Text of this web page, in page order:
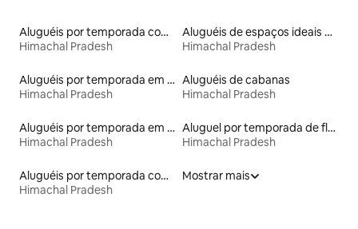
Aluguéis por temporada com caiaque
Himachal Pradesh
Aluguéis de espaços ideais para famílias
Himachal Pradesh
Aluguéis por temporada em resorts
Himachal Pradesh
Aluguéis de cabanas
Himachal Pradesh
Aluguéis por temporada em albergue
Himachal Pradesh
Aluguel por temporada de flats
Himachal Pradesh
Aluguéis por temporada com banheira de hidromassagem
Himachal Pradesh
Mostrar mais